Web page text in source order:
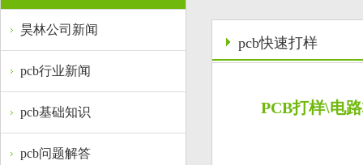
昊林公司新闻
pcb行业新闻
pcb基础知识
pcb问题解答
pcb快速打样
PCB打样\电